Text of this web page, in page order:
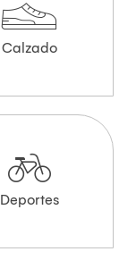
Calzado
Deportes